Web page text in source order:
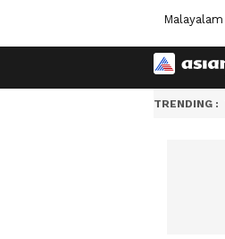
Malayalam
TRENDING :